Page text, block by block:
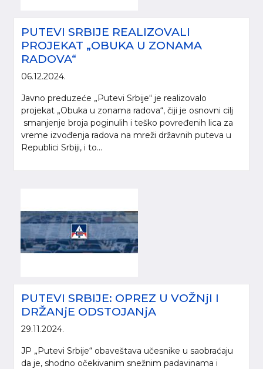
PUTEVI SRBIJE REALIZOVALI
PROJEKAT „OBUKA U ZONAMA
RADOVA“
06.12.2024.
Javno preduzeće „Putevi Srbije“ je realizovalo
projekat „Obuka u zonama radova“, čiji je osnovni cilj
smanjenje broja poginulih i teško povređenih lica za
vreme izvođenja radova na mreži državnih puteva u
Republici Srbiji, i to...
PUTEVI SRBIJE: OPREZ U VOŽNjI I
DRŽANjE ODSTOJANjA
29.11.2024.
JP „Putevi Srbije“ obaveštava učesnike u saobraćaju
da je, shodno očekivanim snežnim padavinama i